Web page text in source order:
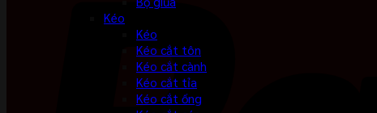
Kéo
Kéo
Kéo cắt tôn
Kéo cắt cành
Kéo cắt tỉa
Kéo cắt ống